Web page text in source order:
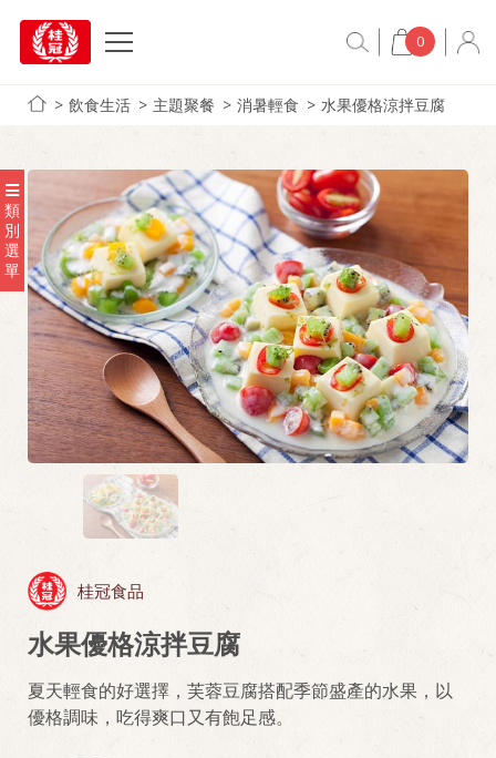
0
飲食生活 主題聚餐 消暑輕食 水果優格涼拌豆腐
類
別
選
單
桂冠食品
水果優格涼拌豆腐
夏天輕食的好選擇，芙蓉豆腐搭配季節盛產的水果，以
優格調味，吃得爽口又有飽足感。